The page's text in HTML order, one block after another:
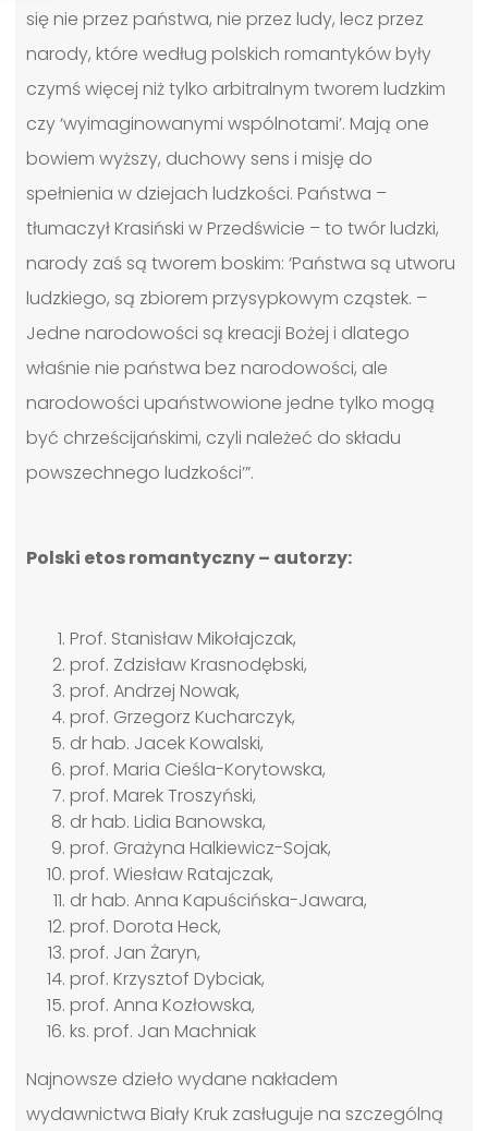
się nie przez państwa, nie przez ludy, lecz przez
narody, które według polskich romantyków były
czymś więcej niż tylko arbitralnym tworem ludzkim
czy ‘wyimaginowanymi wspólnotami’. Mają one
bowiem wyższy, duchowy sens i misję do
spełnienia w dziejach ludzkości. Państwa –
tłumaczył Krasiński w Przedświcie – to twór ludzki,
narody zaś są tworem boskim: ‘Państwa są utworu
ludzkiego, są zbiorem przysypkowym cząstek. –
Jedne narodowości są kreacji Bożej i dlatego
właśnie nie państwa bez narodowości, ale
narodowości upaństwowione jedne tylko mogą
być chrześcijańskimi, czyli należeć do składu
powszechnego ludzkości’”.
Polski etos romantyczny – autorzy:
Prof. Stanisław Mikołajczak,
prof. Zdzisław Krasnodębski,
prof. Andrzej Nowak,
prof. Grzegorz Kucharczyk,
dr hab. Jacek Kowalski,
prof. Maria Cieśla-Korytowska,
prof. Marek Troszyński,
dr hab. Lidia Banowska,
prof. Grażyna Halkiewicz-Sojak,
prof. Wiesław Ratajczak,
dr hab. Anna Kapuścińska-Jawara,
prof. Dorota Heck,
prof. Jan Żaryn,
prof. Krzysztof Dybciak,
prof. Anna Kozłowska,
ks. prof. Jan Machniak
Najnowsze dzieło wydane nakładem
wydawnictwa Biały Kruk zasługuje na szczególną